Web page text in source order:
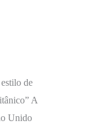
de
A
Unido